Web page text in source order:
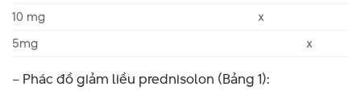
10 mg
x
5mg
x
– Phác đồ giảm liều prednisolon (Bảng 1):